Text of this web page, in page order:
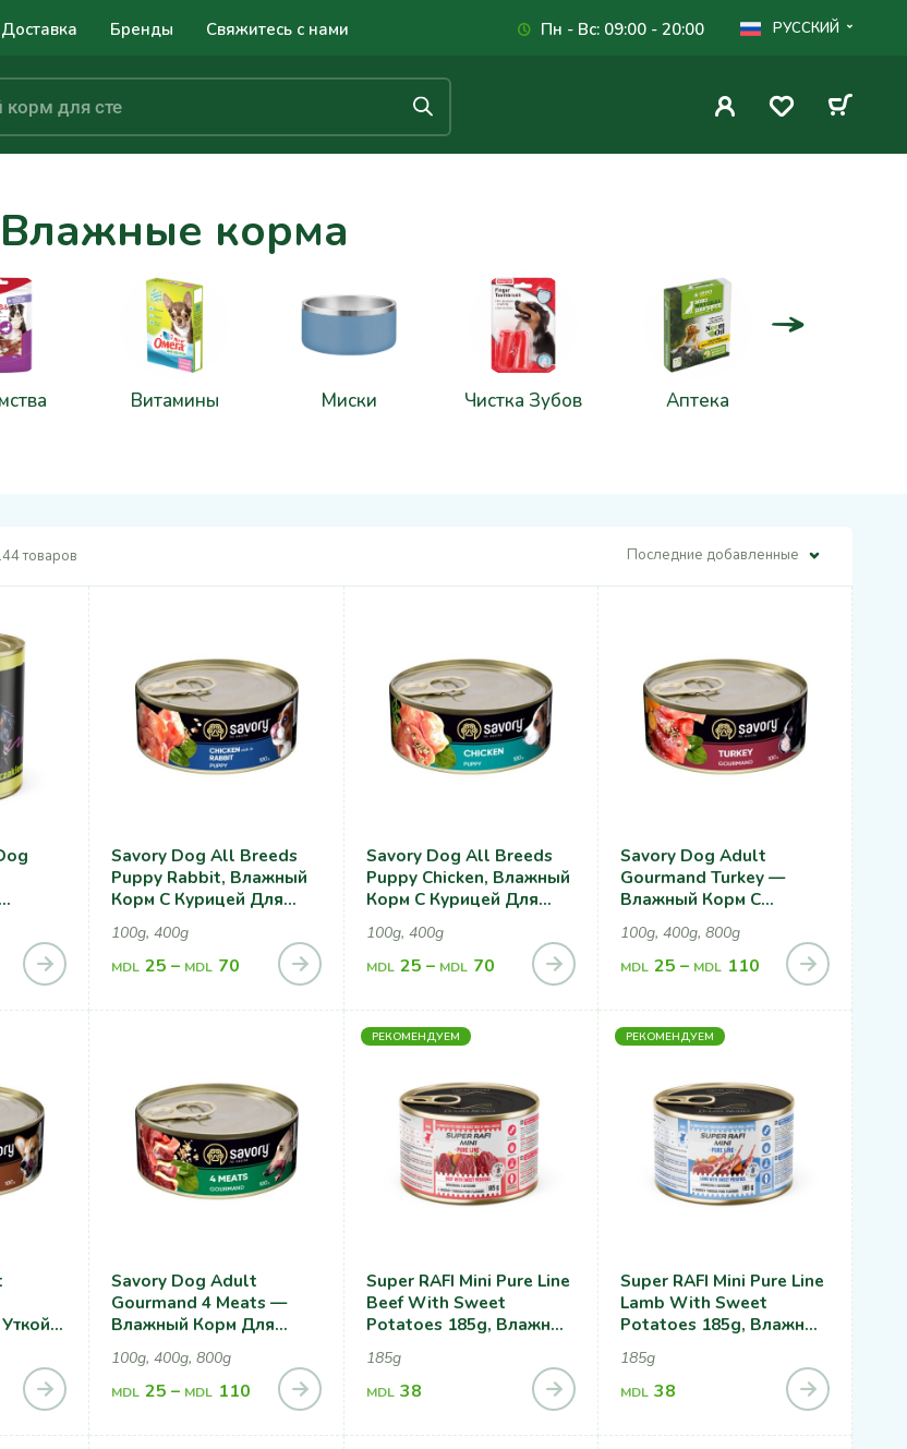
Доставка Бренды Свяжитесь с нами Пн - Вс: 09:00 - 20:00 РУССКИЙ
Влажные корма
Витамины Миски Чистка Зубов Аптека
товаров Последние добавленные
Savory Dog All Breeds
Puppy Rabbit, Влажный
Корм С Курицей Для
Щенков
100g, 400g
MDL 25 – MDL 70
Savory Dog All Breeds
Puppy Chicken, Влажный
Корм С Курицей Для
Щенков
100g, 400g
MDL 25 – MDL 70
Savory Dog Adult
Gourmand Turkey —
Влажный Корм С
Индейкой Для Собак
100g, 400g, 800g
MDL 25 – MDL 110
Savory Dog Adult
Gourmand 4 Meats —
Влажный Корм Для
100g, 400g, 800g
MDL 25 – MDL 110
РЕКОМЕНДУЕМ
Super RAFI Mini Pure Line
Beef With Sweet
Potatoes 185g, Влажный
Говядиной И Сладким
Картофелем
185g
MDL 38
РЕКОМЕНДУЕМ
Super RAFI Mini Pure Line
Lamb With Sweet
Potatoes 185g, Влажный
Ягненком И Сладким
Картофелем
185g
MDL 38